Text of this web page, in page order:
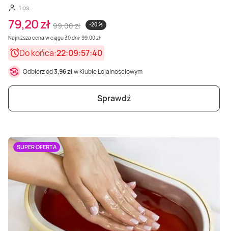
1 os.
79,20 zł 99,00 zł
-20 %
Najniższa cena w ciągu 30 dni: 99,00 zł
Do końca:22:09:57:38
Odbierz od3,96 złw Klubie Lojalnościowym
Sprawdź
SUPER OFERTA